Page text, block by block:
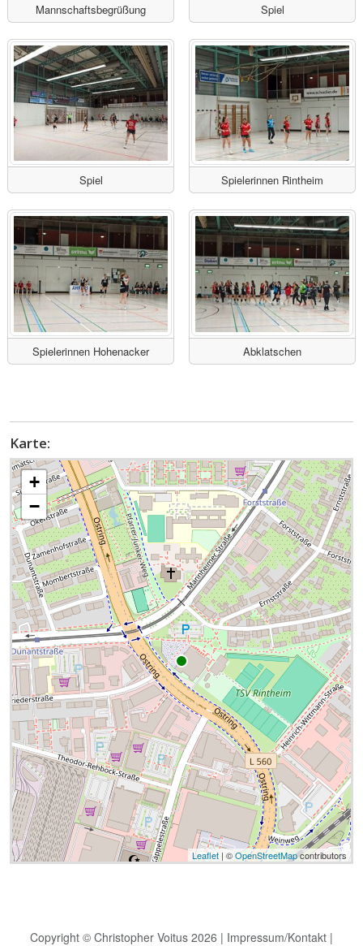
Mannschaftsbegrüßung Spiel
Spiel Spielerinnen Rintheim
Spielerinnen Hohenacker Abklatschen
Karte:
+
−
Leaflet| ©OpenStreetMapcontributors
Copyright © Christopher Voitus 2026 | Impressum/Kontakt |